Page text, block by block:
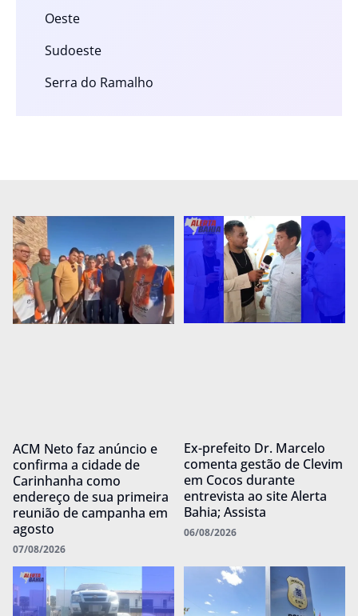
Oeste
Sudoeste
Serra do Ramalho
ACM Neto faz anúncio e
confirma a cidade de
Carinhanha como
endereço de sua primeira
reunião de campanha em
agosto
07/08/2026
Ex-prefeito Dr. Marcelo
comenta gestão de Clevim
em Cocos durante
entrevista ao site Alerta
Bahia; Assista
06/08/2026